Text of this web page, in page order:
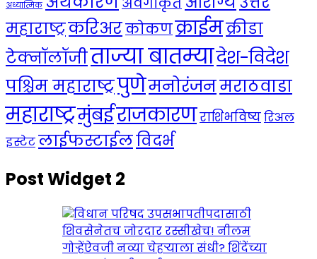
अध्यात्मिक
महाराष्ट्रकरिअरकोकणक्राईमक्रीडा
टेक्नॉलॉजीताज्या बातम्यादेश-विदेश
पश्चिम महाराष्ट्रपुणेमनोरंजनमराठवाडा
महाराष्ट्रमुंबईराजकारणराशिभविष्यरिअल
इस्टेटलाईफस्टाईलविदर्भ
Post Widget 2